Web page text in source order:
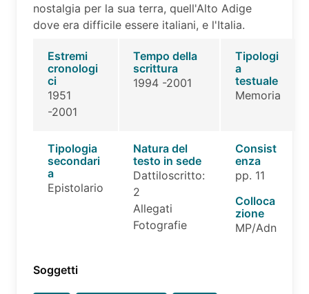
nostalgia per la sua terra, quell'Alto Adige
dove era difficile essere italiani, e l'Italia.
Estremi
cronologi
ci
1951
-2001
Tempo della
scrittura
1994 -2001
Tipologi
a
testuale
Memoria
Tipologia
secondari
a
Epistolario
Natura del
testo in sede
Dattiloscritto:
2
Allegati
Fotografie
Consist
enza
pp. 11
Colloca
zione
MP/Adn
Soggetti